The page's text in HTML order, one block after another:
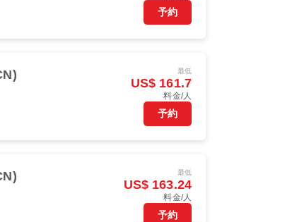
予約
最低
US$ 161.7
料金/人
予約
最低
US$ 163.24
料金/人
予約